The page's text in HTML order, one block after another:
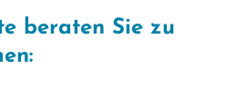
beraten Sie zu